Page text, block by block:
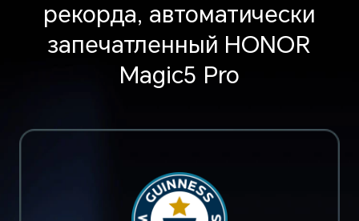
рекорда, автоматически
запечатленный HONOR
Magic5 Pro